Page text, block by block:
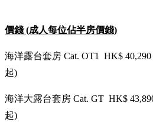
價錢 (成人每位佔半房價錢)
海洋露台套房 Cat. OT1 HK$
起)
海洋大露台套房 Cat. GT HK$
起)